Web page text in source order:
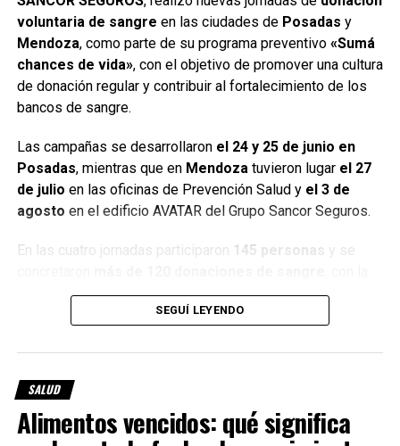
plaquetas. Con la nueva tecnología, ahora se recuperan
unas5.500 unidades adicionales por año.
Qué cambia con la nueva normativa
nacional
La actualización de la normativa nacional también modifica
los criterios para donar sangre, incorporando evidencia
científica más actual.
se analizan conductas individuales de riesgo,
También se actualizaron los tiempos de espera para donar
en determinadas situaciones, como tatuajes,
voluntaria de sangre en las ciudades de Posadas y
Mendoza, como parte de su programa preventivo «Sumá
chances de vida», con el objetivo de promover una cultura
de donación regular y contribuir al fortalecimiento de los
bancos de sangre.
Las campañas se desarrollaron el 24 y 25 de junio en
Posadas, mientras que en Mendozatuvieron lugar el 27
de julio en las oficinas de Prevención Salud y el 3 de
agosto en el edificio AVATAR del Grupo Sancor Seguros.
En las cuatro jornadas participaron 145 personas y se
colaboración de empleados, afiliados y miembros de la
SEGUÍ LEYENDO
SALUD
Alimentos vencidos: qué significa